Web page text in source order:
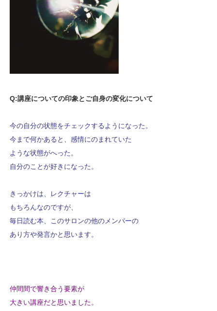
Q:講座についての印象とご自身の変化について
今の自分の状態をチェックするようになった。
今まで何かあると、感情にのまれていた
ような状態がへった。
自分のことが好きになった。
きっかけは、レクチャーは
もちろんなのですが、
毎日読む本、このサロンの他のメンバーの
あり方や発言かと思います。
仲間間で響き合う要素が
大きい講座だと思いました。